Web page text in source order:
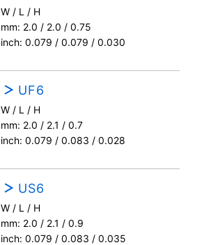
W / L / H
mm: 2.0 / 2.0 / 0.75
inch: 0.079 / 0.079 / 0.030
UF6
W / L / H
mm: 2.0 / 2.1 / 0.7
inch: 0.079 / 0.083 / 0.028
US6
W / L / H
mm: 2.0 / 2.1 / 0.9
inch: 0.079 / 0.083 / 0.035